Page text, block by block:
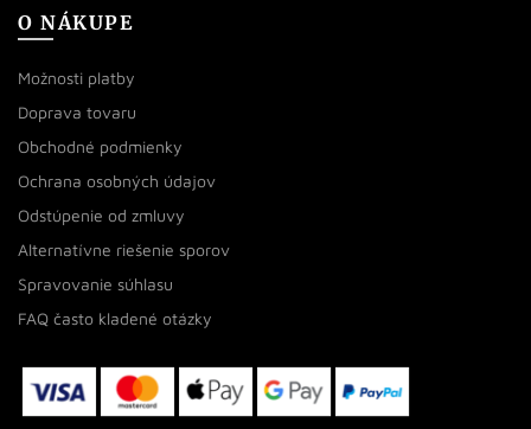
O NÁKUPE
Možnosti platby
Doprava tovaru
Obchodné podmienky
Ochrana osobných údajov
Odstúpenie od zmluvy
Alternatívne riešenie sporov
Spravovanie súhlasu
FAQ často kladené otázky